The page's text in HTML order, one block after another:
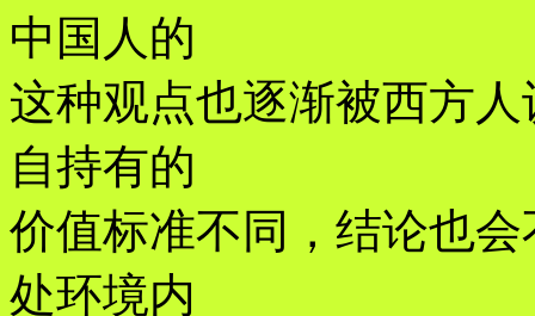
中国人的
这种观点也逐渐被西方
自持有的
价值标准不同，结论也
处环境内